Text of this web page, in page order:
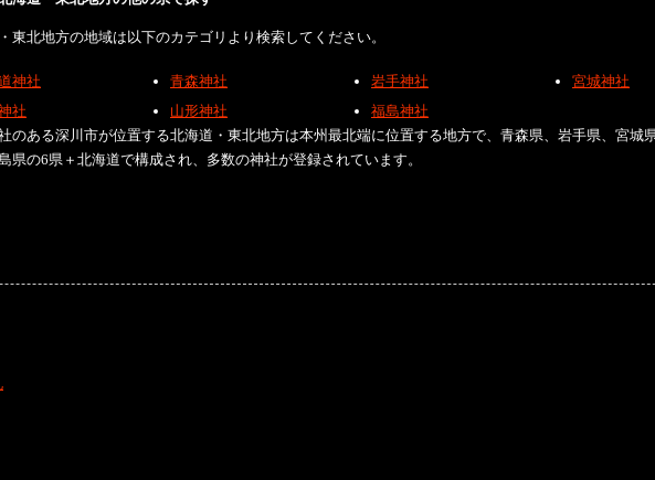
東北地方の地域は以下のカテゴリより検索してください。
神社 青森神社 岩手神社
宮城神社
社
山形神社
福島神社
のある深川市が位置する北海道・東北地方は本州最北端に位置する地方で、青森県、岩手県、宮城
県の6県＋北海道で構成され、多数の神社が登録されています。